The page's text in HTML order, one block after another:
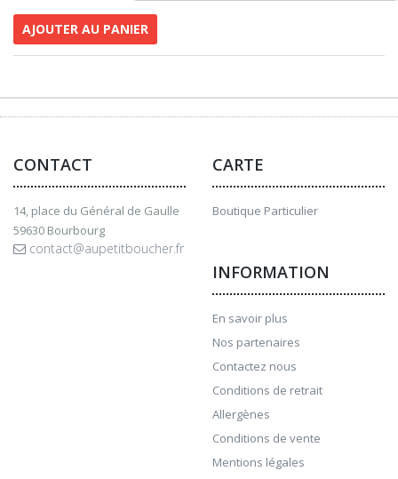
AJOUTER AU PANIER
CONTACT
14, place du Général de Gaulle
59630 Bourbourg
contact@aupetitboucher.fr
CARTE
Boutique Particulier
INFORMATION
En savoir plus
Nos partenaires
Contactez nous
Conditions de retrait
Allergènes
Conditions de vente
Mentions légales